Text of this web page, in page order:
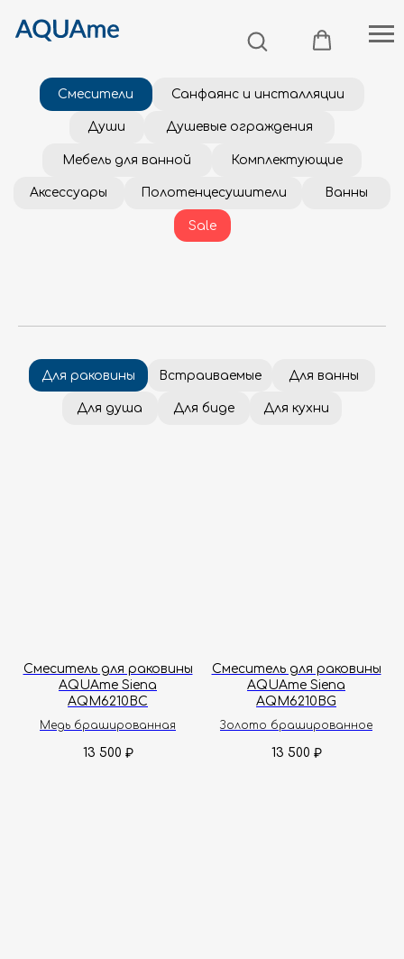
Души Душевые ограждения
Мебель для ванной
Sale
Смеситель для раковины
AQUAme Siena
AQM6210BC
Медь брашированная
13 500 ₽
Смеситель для раковины
AQUAme Siena
AQM6210BG
Золото брашированное
13 500 ₽